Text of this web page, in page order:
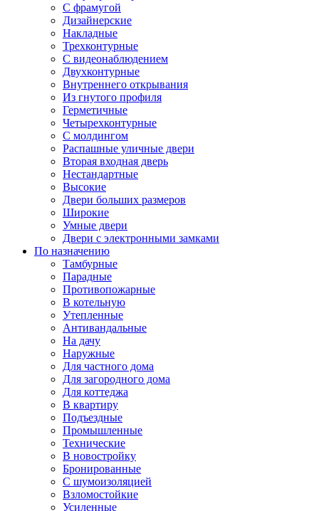
С фрамугой
Дизайнерские
Накладные
Трехконтурные
С видеонаблюдением
Двухконтурные
Внутреннего открывания
Из гнутого профиля
Герметичные
Четырехконтурные
С молдингом
Распашные уличные двери
Вторая входная дверь
Нестандартные
Высокие
Двери больших размеров
Широкие
Умные двери
Двери с электронными замками
По назначению
Тамбурные
Парадные
Противопожарные
В котельную
Утепленные
Антивандальные
На дачу
Наружные
Для частного дома
Для загородного дома
Для коттеджа
В квартиру
Подъездные
Промышленные
Технические
В новостройку
Бронированные
С шумоизоляцией
Взломостойкие
Усиленные